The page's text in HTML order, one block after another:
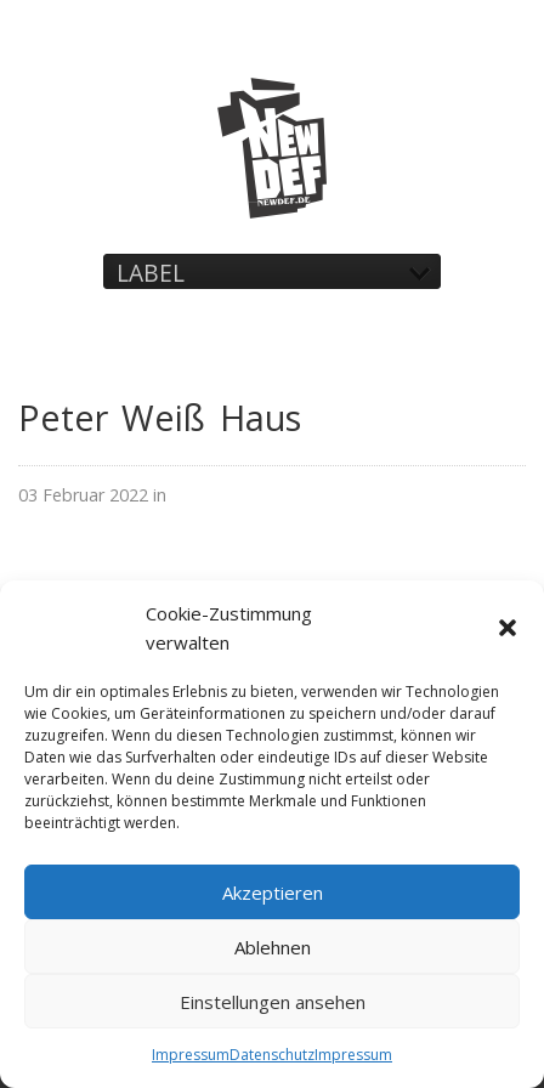
Cookie-Zustimmung
verwalten
Um dir ein optimales Erlebnis zu bieten, verwenden wir Technologien
wie Cookies, um Geräteinformationen zu speichern und/oder darauf
zuzugreifen. Wenn du diesen Technologien zustimmst, können wir
Daten wie das Surfverhalten oder eindeutige IDs auf dieser Website
verarbeiten. Wenn du deine Zustimmung nicht erteilst oder
zurückziehst, können bestimmte Merkmale und Funktionen
beeinträchtigt werden.
Akzeptieren
Ablehnen
Einstellungen ansehen
ImpressumDatenschutzImpressum
LABEL
Peter Weiß Haus
03 Februar 2022 in
© NewDEF 2026
Kontakt
Impressum
Datenschutz